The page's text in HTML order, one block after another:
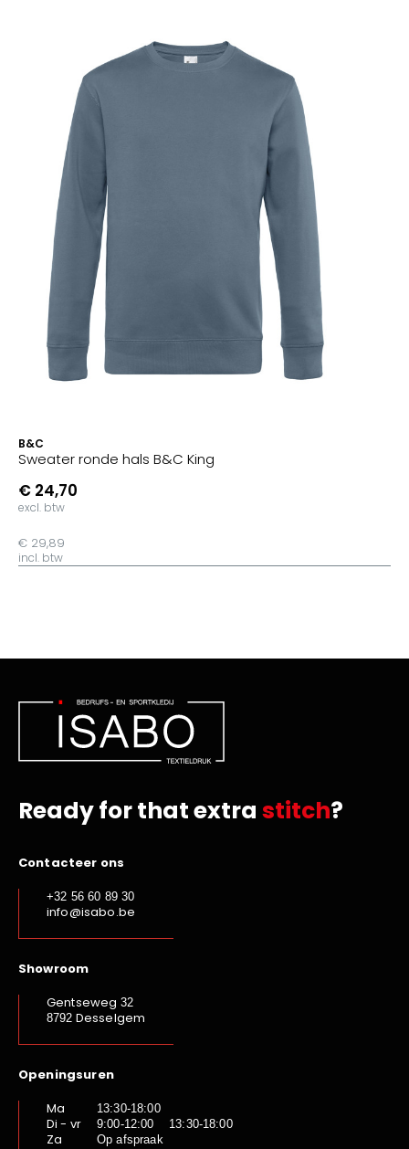
B&C
Sweater ronde hals B&C King
€ 24,70
excl. btw
€ 29,89
incl. btw
Ready for that extra stitch?
Contacteer ons
+32 56 60 89 30
info@isabo.be
Showroom
Gentseweg 32
8792 Desselgem
Openingsuren
Ma
13:30-18:00
Di - vr 9:00-12:00 13:30-18:00
Za Op afspraak